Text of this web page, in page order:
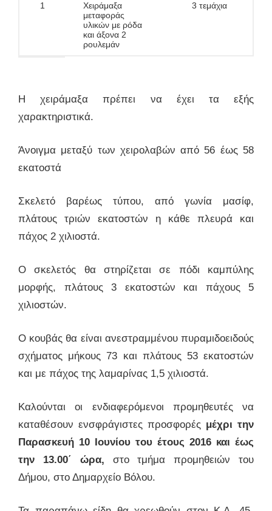
1
Χειράμαξα
μεταφοράς
υλικών με ρόδα
και άξονα 2
ρουλεμάν
3 τεμάχια
Η χειράμαξα πρέπει να έχει τα εξής
χαρακτηριστικά.
Άνοιγμα μεταξύ των χειρολαβών από 56 έως 58
εκατοστά
Σκελετό βαρέως τύπου, από γωνία μασίφ,
πλάτους τριών εκατοστών η κάθε πλευρά και
πάχος 2 χιλιοστά.
Ο σκελετός θα στηρίζεται σε πόδι καμπύλης
μορφής, πλάτους 3 εκατοστών και πάχους 5
χιλιοστών.
Ο κουβάς θα είναι ανεστραμμένου πυραμιδοειδούς
σχήματος μήκους 73 και πλάτους 53 εκατοστών
και με πάχος της λαμαρίνας 1,5 χιλιοστά.
Καλούνται οι ενδιαφερόμενοι προμηθευτές να
καταθέσουν ενσφράγιστες προσφορές μέχρι την
Παρασκευή 10 Ιουνίου του έτους 2016 και έως
την 13.00΄ ώρα, στο τμήμα προμηθειών του
Δήμου, στο Δημαρχείο Βόλου.